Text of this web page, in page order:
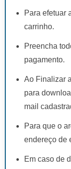
Para efetuar
carrinho.
Preencha
pagamento.
Ao Finalizar
para
mail
Para que o
endereço de
Em caso de